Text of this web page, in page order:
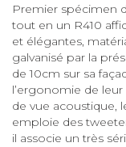
Premier spécimen
tout en un R410
et élégantes,
galvanisé par la
de 10cm sur sa
l’ergonomie de
de vue acoustique,
emploie des
il associe un très